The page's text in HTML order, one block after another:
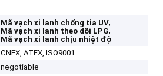
Mã vạch xi lanh chống tia UV,
Mã vạch xi lanh theo dõi LPG,
Mã vạch xi lanh chịu nhiệt độ
CNEX, ATEX, ISO9001
negotiable